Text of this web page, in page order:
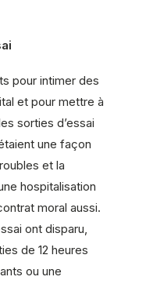
pour intimer des
et pour mettre à
sorties d’essai
une façon
et la
hospitalisation
moral aussi.
ont disparu,
de 12 heures
ou une